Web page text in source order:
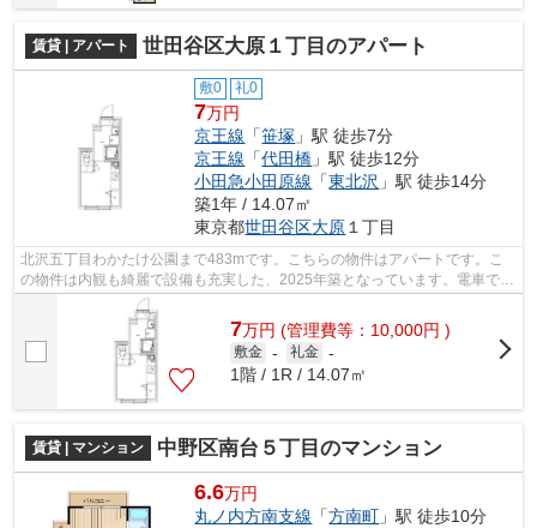
賃貸 | アパート 世田谷区大原１丁目のアパート
敷0 礼0
7万円
京王線 「笹塚 」駅 徒歩7分
京王線 「代田橋 」駅 徒歩12分
小田急小田原線 「東北沢 」駅 徒歩14分
築1年 / 14.07㎡
東京都世田谷区大原１丁目
北沢五丁目わかたけ公園まで483mです。こちらの物件はアパートです。こ
の物件は内観も綺麗で設備も充実した、2025年築となっています。電車での
移動がより便利になる、2駅利用可能なア...
7万円 (管理費等：10,000円 )
敷金 - 礼金 -
1階 / 1R / 14.07㎡
賃貸 | マンション 中野区南台５丁目のマンション
6.6万円
丸ノ内方南支線 「方南町 」駅 徒歩10分